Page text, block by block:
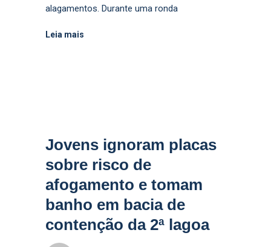
alagamentos. Durante uma ronda
Leia mais
Jovens ignoram placas
sobre risco de
afogamento e tomam
banho em bacia de
contenção da 2ª lagoa